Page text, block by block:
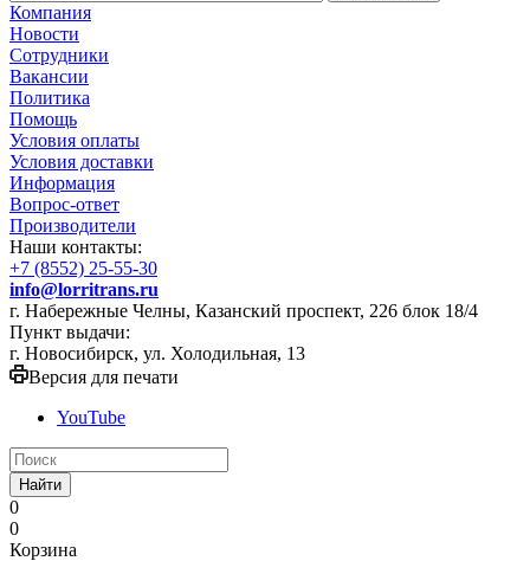
Компания
Новости
Сотрудники
Вакансии
Политика
Помощь
Условия оплаты
Условия доставки
Информация
Вопрос-ответ
Производители
Наши контакты:
+7 (8552) 25-55-30
info@lorritrans.ru
г. Набережные Челны, Казанский проспект, 226 блок 18/4
Пункт выдачи:
г. Новосибирск, ул. Холодильная, 13
Версия для печати
YouTube
Найти
0
0
Корзина